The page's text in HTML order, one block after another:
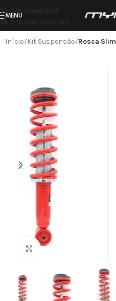
Skip to navigation
Skip to main content
MENU
Início Kit Suspensão Rosca Slim
Clique para ampliar